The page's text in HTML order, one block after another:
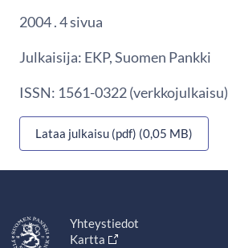
2004 . 4 sivua
Julkaisija: EKP, Suomen Pankki
ISSN: 1561-0322 (verkkojulkaisu)
Lataa julkaisu (pdf) (0,05 MB)
Yhteystiedot
Kartta